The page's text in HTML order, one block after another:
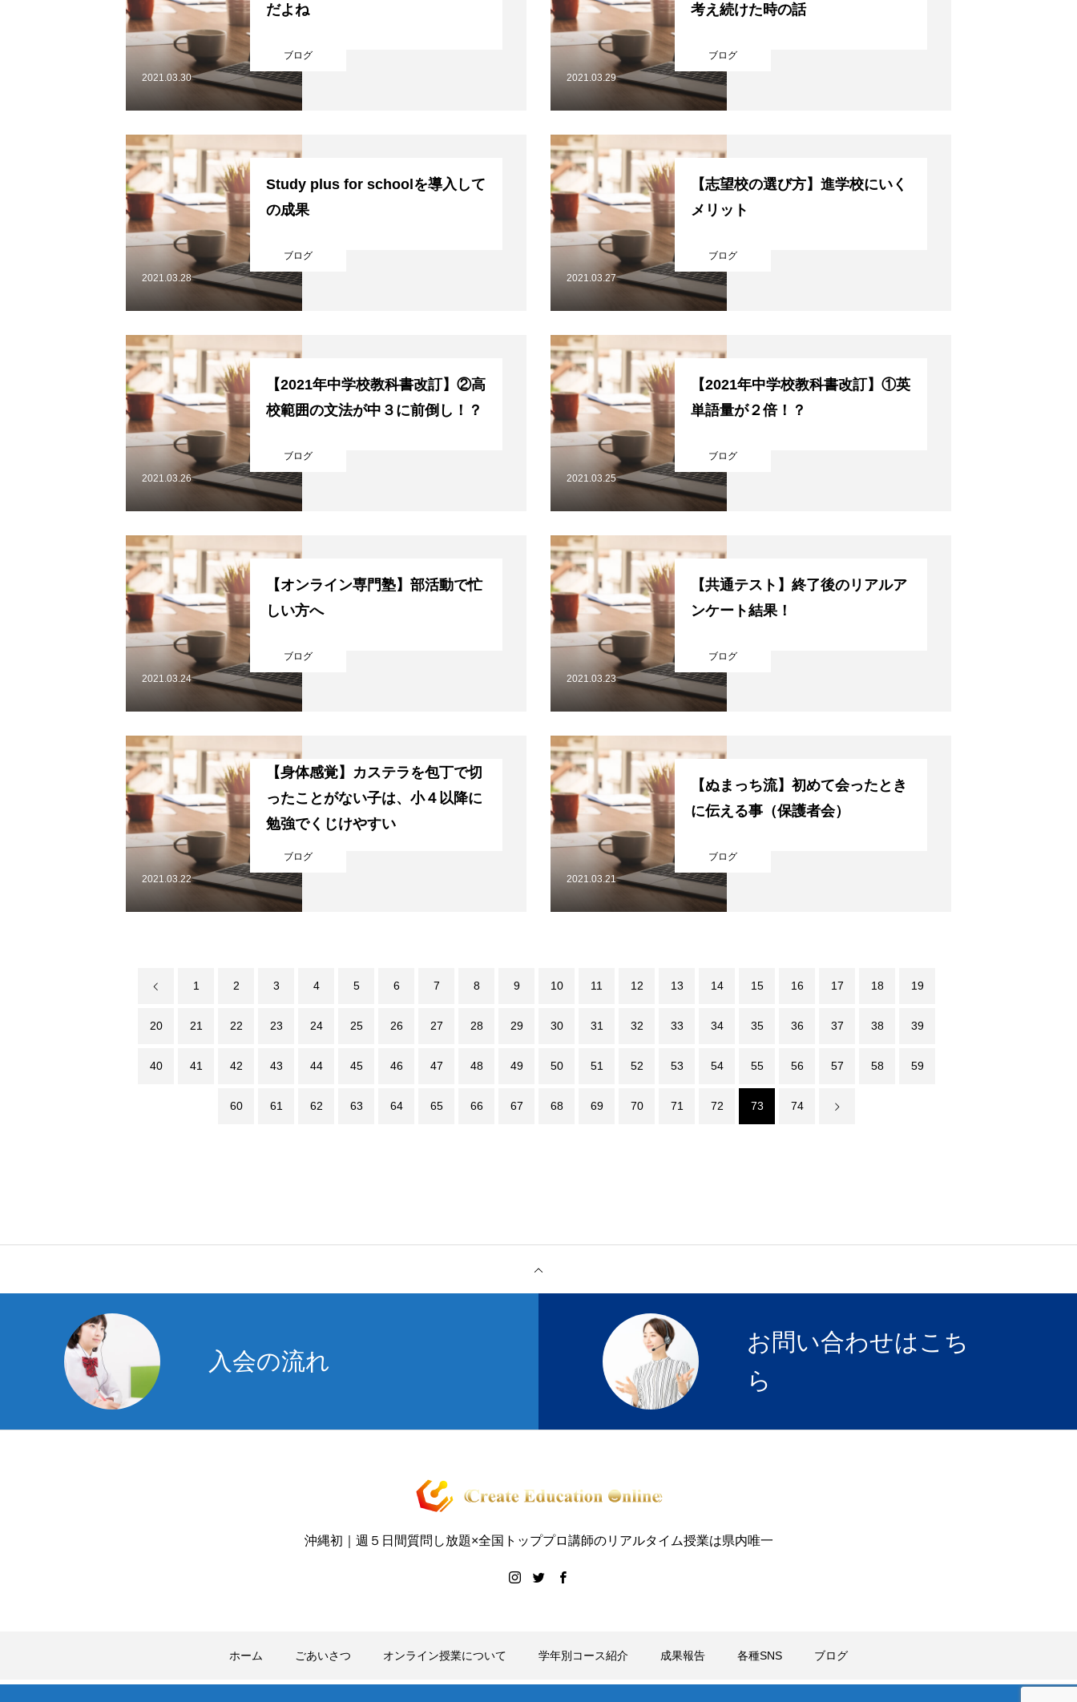
ごあいさつ
オンライン授業について
学年別コース紹介
各種SNS
ブログ
ホーム ごあいさつ オンライン授業について 学年別コース紹介 成果報告
ブログ
だよね
2021.03.30
ブログ
考え続けた時の話
2021.03.29
ブログ
Study plus for schoolを導入して
の成果
2021.03.28
ブログ
【志望校の選び方】進学校にいく
メリット
2021.03.27
ブログ
【2021年中学校教科書改訂】②高
校範囲の文法が中３に前倒し！？
2021.03.26
ブログ
【2021年中学校教科書改訂】①英
単語量が２倍！？
2021.03.25
ブログ
【オンライン専門塾】部活動で忙
しい方へ
2021.03.24
ブログ
【共通テスト】終了後のリアルア
ンケート結果！
2021.03.23
ブログ
【身体感覚】カステラを包丁で切
ったことがない子は、小４以降に
勉強でくじけやすい
2021.03.22
ブログ
【ぬまっち流】初めて会ったとき
に伝える事（保護者会）
2021.03.21
1 2 3 4 5 6 7 8 9 10 11 12 13 14 15 16 17 18 19
20 21 22 23 24 25 26 27 28 29 30 31 32 33 34 35 36 37 38 39
40 41 42 43 44 45 46 47 48 49 50 51 52 53 54 55 56 57 58 59
60 61 62 63 64 65 66 67 68 69 70 71 72 73 74
入会の流れ
お問い合わせはこち
ら
沖縄初｜週５日間質問し放題×全国トッププロ講師のリアルタイム授業は県内唯一
ホーム ごあいさつ オンライン授業について 学年別コース紹介 成果報告 各種SNS ブログ